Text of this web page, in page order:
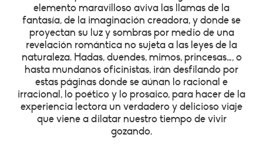
elemento maravilloso aviva las llamas de la
fantasía, de la imaginación creadora, y donde se
proyectan su luz y sombras por medio de una
revelación romántica no sujeta a las leyes de la
naturaleza. Hadas, duendes, mimos, princesas…, o
hasta mundanos oficinistas, irán desfilando por
estas páginas donde se aúnan lo racional e
irracional, lo poético y lo prosaico, para hacer de la
experiencia lectora un verdadero y delicioso viaje
que viene a dilatar nuestro tiempo de vivir
gozando.